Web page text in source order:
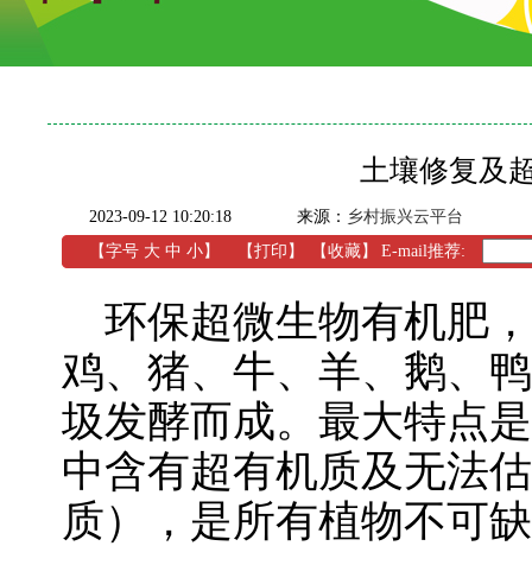
土壤修复及
2023-09-12 10:20:18 来源： 乡村振兴云平台
【字号 大 中 小】 【打印 】 【收藏】 E-mail推荐:
环保超微生物有机肥
鸡、猪、牛、羊、鹅、
圾发酵而成。最大特点
中含有超有机质及无法
质），是所有植物不可